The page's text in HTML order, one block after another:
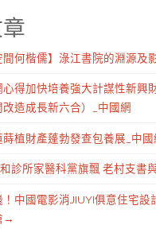
間何楷儒】淥江書院的淵源及
心得加快培養強大計謀性新興
改造成長新六合）_中國網
植財產蓬勃發查包養展_中國
診所家醫科黨旗飄 老村支書
中國電影消JIUYI俱意住宅設
→